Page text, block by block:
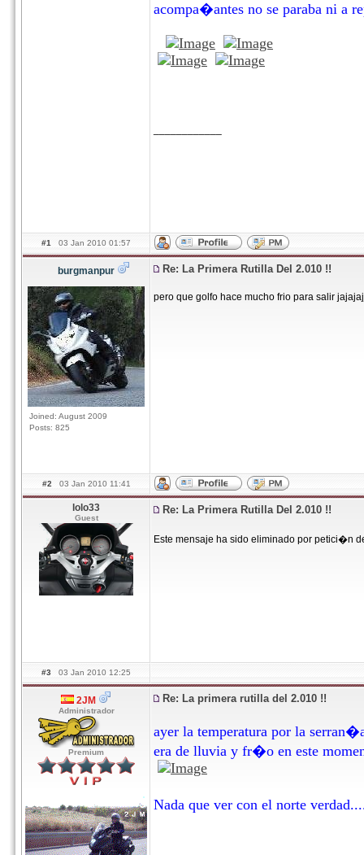
acompa�antes no se paraba ni a
#1 03 Jan 2010 01:57
burgmanpur
Joined: August 2009
Posts: 825
Re: La Primera Rutilla Del 2.010 !!
pero que golfo hace mucho frio para salir
#2 03 Jan 2010 11:41
lolo33
Guest
Re: La Primera Rutilla Del 2.010 !!
Este mensaje ha sido eliminado por petici�n
#3 03 Jan 2010 12:25
2JM
Administrador
Premium
Re: La primera rutilla del 2.010 !!
ayer la temperatura por la
era de lluvia y fr�o en este
Nada que ver con el norte